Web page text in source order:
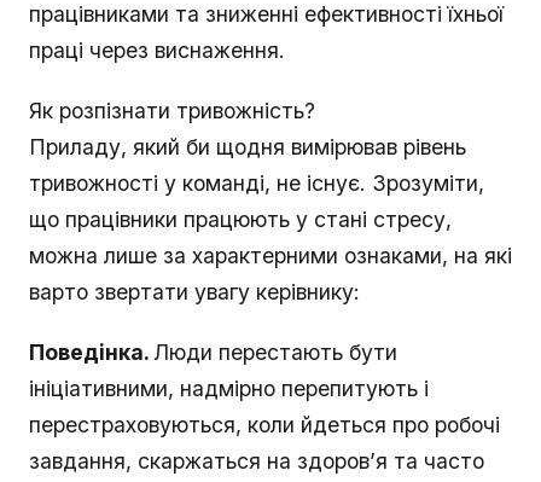
працівниками та зниженні ефективності їхньої
праці через виснаження.
Як розпізнати тривожність?
Приладу, який би щодня вимірював рівень
тривожності у команді, не існує. Зрозуміти,
що працівники працюють у стані стресу,
можна лише за характерними ознаками, на які
варто звертати увагу керівнику:
Поведінка.Люди перестають бути
ініціативними, надмірно перепитують і
перестраховуються, коли йдеться про робочі
завдання, скаржаться на здоров’я та часто